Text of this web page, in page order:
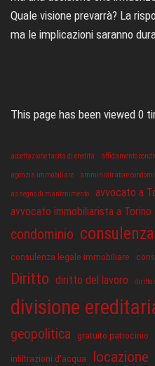
Quale visione prevarrà? La
ma le implicazioni saranno
This page has been viewed 0
accettazione tacita di eredità affidamento
agenzia immobiliare amministratore
assegno di mantenimento
avvocato a
avvocato immobiliarista a Torino
condominio
consulenza legale immobiliare
Diritto diritto del lavoro diritto
divisione
geopolitica gratuito patrocinio
infiltrazioni d'acqua locazione